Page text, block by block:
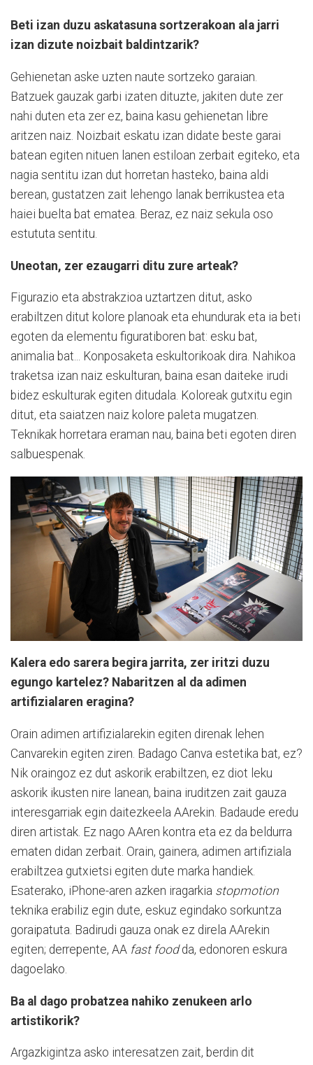
Beti izan duzu askatasuna sortzerakoan ala jarri
izan dizute noizbait baldintzarik?
Gehienetan aske uzten naute sortzeko garaian.
Batzuek gauzak garbi izaten dituzte, jakiten dute zer
nahi duten eta zer ez, baina kasu gehienetan libre
aritzen naiz. Noizbait eskatu izan didate beste garai
batean egiten nituen lanen estiloan zerbait egiteko, eta
nagia sentitu izan dut horretan hasteko, baina aldi
berean, gustatzen zait lehengo lanak berrikustea eta
haiei buelta bat ematea. Beraz, ez naiz sekula oso
estututa sentitu.
Uneotan, zer ezaugarri ditu zure arteak?
Figurazio eta abstrakzioa uztartzen ditut, asko
erabiltzen ditut kolore planoak eta ehundurak eta ia beti
egoten da elementu figuratiboren bat: esku bat,
animalia bat... Konposaketa eskultorikoak dira. Nahikoa
traketsa izan naiz eskulturan, baina esan daiteke irudi
bidez eskulturak egiten ditudala. Koloreak gutxitu egin
ditut, eta saiatzen naiz kolore paleta mugatzen.
Teknikak horretara eraman nau, baina beti egoten diren
salbuespenak.
Kalera edo sarera begira jarrita, zer iritzi duzu
egungo kartelez? Nabaritzen al da adimen
artifizialaren eragina?
Orain adimen artifizialarekin egiten direnak lehen
Canvarekin egiten ziren. Badago Canva estetika bat, ez?
Nik oraingoz ez dut askorik erabiltzen, ez diot leku
askorik ikusten nire lanean, baina iruditzen zait gauza
interesgarriak egin daitezkeela AArekin. Badaude eredu
diren artistak. Ez nago AAren kontra eta ez da beldurra
ematen didan zerbait. Orain, gainera, adimen artifiziala
erabiltzea gutxietsi egiten dute marka handiek.
Esaterako, iPhone-aren azken iragarkia stopmotion
teknika erabiliz egin dute, eskuz egindako sorkuntza
goraipatuta. Badirudi gauza onak ez direla AArekin
egiten; derrepente, AA fast foodda, edonoren eskura
dagoelako.
Ba al dago probatzea nahiko zenukeen arlo
artistikorik?
Argazkigintza asko interesatzen zait, berdin dit